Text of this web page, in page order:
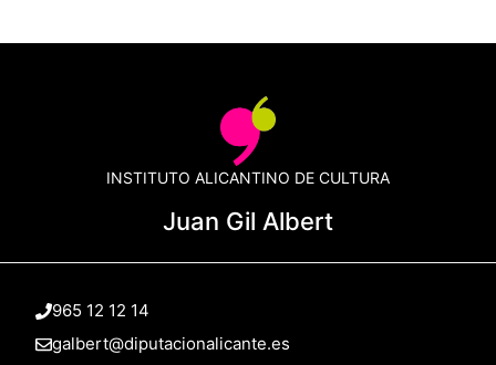
INSTITUTO ALICANTINO DE CULTURA
Juan Gil Albert
965 12 12 14
galbert@diputacionalicante.es